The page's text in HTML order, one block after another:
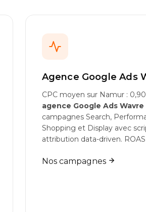
Agence Google Ads
CPC moyen sur Namur :
agence Google Ads Wavre
campagnes Search,
Shopping et Display avec
attribution data-driven.
Nos campagnes